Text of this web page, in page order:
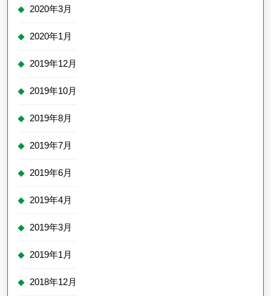
2020年3月
2020年1月
2019年12月
2019年10月
2019年8月
2019年7月
2019年6月
2019年4月
2019年3月
2019年1月
2018年12月